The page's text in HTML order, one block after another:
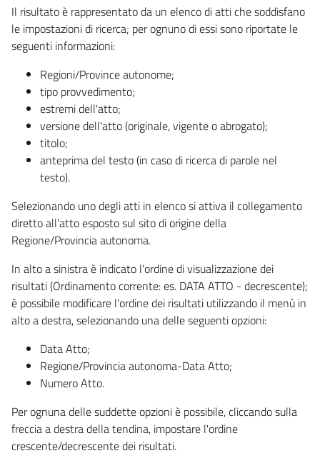
Il risultato è rappresentato da un elenco di atti che soddisfano
le impostazioni di ricerca; per ognuno di essi sono riportate le
seguenti informazioni:
Regioni/Province autonome;
tipo provvedimento;
estremi dell'atto;
versione dell'atto (originale, vigente o abrogato);
titolo;
anteprima del testo (in caso di ricerca di parole nel
testo).
Selezionando uno degli atti in elenco si attiva il collegamento
diretto all'atto esposto sul sito di origine della
Regione/Provincia autonoma.
In alto a sinistra è indicato l'ordine di visualizzazione dei
risultati (Ordinamento corrente: es. DATA ATTO - decrescente);
è possibile modificare l'ordine dei risultati utilizzando il menù in
alto a destra, selezionando una delle seguenti opzioni:
Data Atto;
Regione/Provincia autonoma-Data Atto;
Numero Atto.
Per ognuna delle suddette opzioni è possibile, cliccando sulla
freccia a destra della tendina, impostare l'ordine
crescente/decrescente dei risultati.